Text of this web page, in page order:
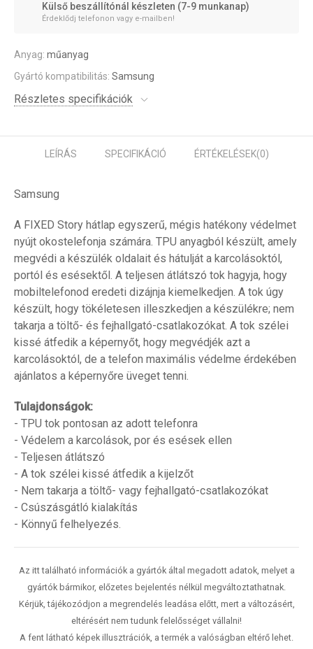
Külső beszállítónál készleten (7-9 munkanap)
Érdeklődj telefonon vagy e-mailben!
Anyag: műanyag
Gyártó kompatibilitás: Samsung
Részletes specifikációk
LEÍRÁS SPECIFIKÁCIÓ ÉRTÉKELÉSEK(0)
Samsung
A FIXED Story hátlap egyszerű, mégis hatékony védelmet
nyújt okostelefonja számára. TPU anyagból készült, amely
megvédi a készülék oldalait és hátulját a karcolásoktól,
portól és esésektől. A teljesen átlátszó tok hagyja, hogy
mobiltelefonod eredeti dizájnja kiemelkedjen. A tok úgy
készült, hogy tökéletesen illeszkedjen a készülékre; nem
takarja a töltő- és fejhallgató-csatlakozókat. A tok szélei
kissé átfedik a képernyőt, hogy megvédjék azt a
karcolásoktól, de a telefon maximális védelme érdekében
ajánlatos a képernyőre üveget tenni.
Tulajdonságok:
- TPU tok pontosan az adott telefonra
- Védelem a karcolások, por és esések ellen
- Teljesen átlátszó
- A tok szélei kissé átfedik a kijelzőt
- Nem takarja a töltő- vagy fejhallgató-csatlakozókat
- Csúszásgátló kialakítás
- Könnyű felhelyezés.
Az itt található információk a gyártók által megadott adatok, melyet a
gyártók bármikor, előzetes bejelentés nélkül megváltoztathatnak.
Kérjük, tájékozódjon a megrendelés leadása előtt, mert a változásért,
eltérésért nem tudunk felelősséget vállalni!
A fent látható képek illusztrációk, a termék a valóságban eltérő lehet.